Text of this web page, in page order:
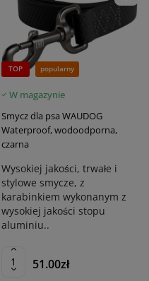
TOP popularny
W magazynie
Smycz dla psa WAUDOG
Waterproof, wodoodporna,
czarna
Wysokiej jakości, trwałe i
stylowe smycze, z
karabinkiem wykonanym z
wysokiej jakości stopu
aluminiu..
51.00zł